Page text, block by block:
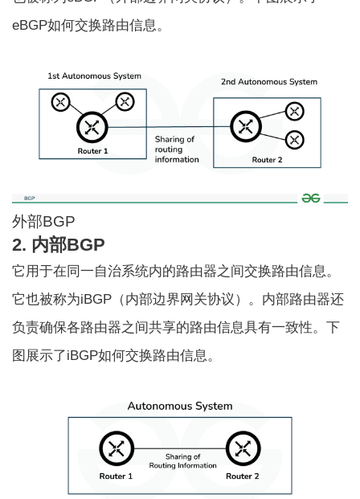
eBGP如何交换路由信息。
外部BGP
2. 内部BGP
它用于在同一自治系统内的路由器之间交换路由信息。
它也被称为iBGP（内部边界网关协议）。内部路由器还
负责确保各路由器之间共享的路由信息具有一致性。下
图展示了iBGP如何交换路由信息。